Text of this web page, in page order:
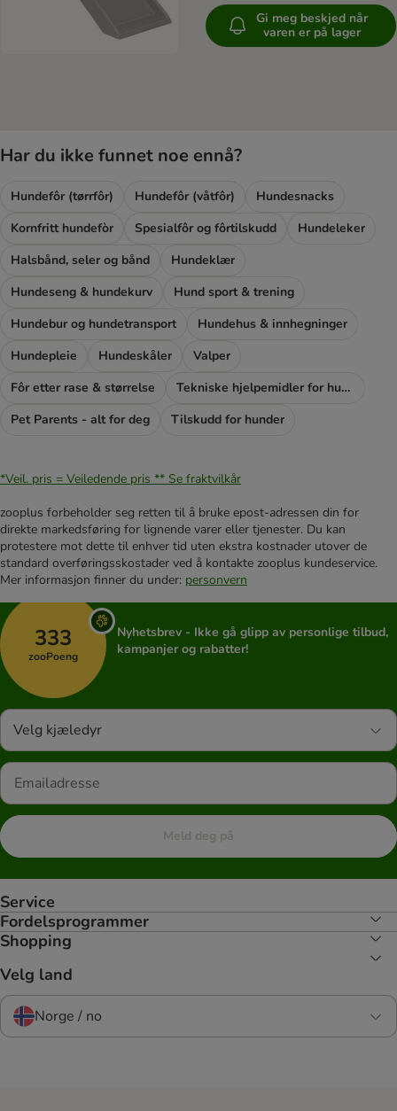
Gi meg beskjed når
varen er på lager
Har du ikke funnet noe ennå?
Hundefôr (tørrfôr) Hundefôr (våtfôr)
Hundesnacks
Kornfritt hundefòr
Spesialfôr og fôrtilskudd
Hundeleker
Halsbånd, seler og bånd
Hundeklær
Hundeseng & hundekurv
Hund sport & trening
Hundebur og hundetransport
Hundehus & innhegninger
Hundepleie
Hundeskåler
Valper
Fôr etter rase & størrelse
Tekniske hjelpemidler for hunder
Pet Parents - alt for deg
Tilskudd for hunder
*Veil. pris = Veiledende pris ** Se fraktvilkår
zooplus forbeholder seg retten til å bruke epost-adressen din for
direkte markedsføring for lignende varer eller tjenester. Du kan
protestere mot dette til enhver tid uten ekstra kostnader utover de
standard overføringsskostader ved å kontakte zooplus kundeservice.
Mer informasjon finner du under: personvern
333
zooPoeng
Nyhetsbrev - Ikke gå glipp av personlige tilbud,
kampanjer og rabatter!
Velg kjæledyr
Meld deg på
Service
Fordelsprogrammer
Shopping
Velg land
Norge / no